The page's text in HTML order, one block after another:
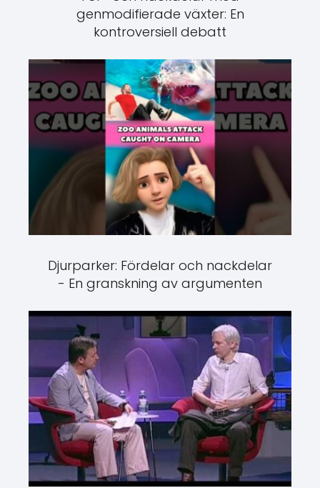
genmodifierade växter: En
kontroversiell debatt
Djurparker: Fördelar och nackdelar
- En granskning av argumenten